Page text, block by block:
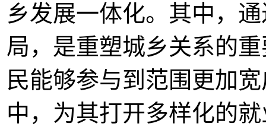
乡发展一体化。其中，
局，是重塑城乡关系的
民能够参与到范围更加
中，为其打开多样化的